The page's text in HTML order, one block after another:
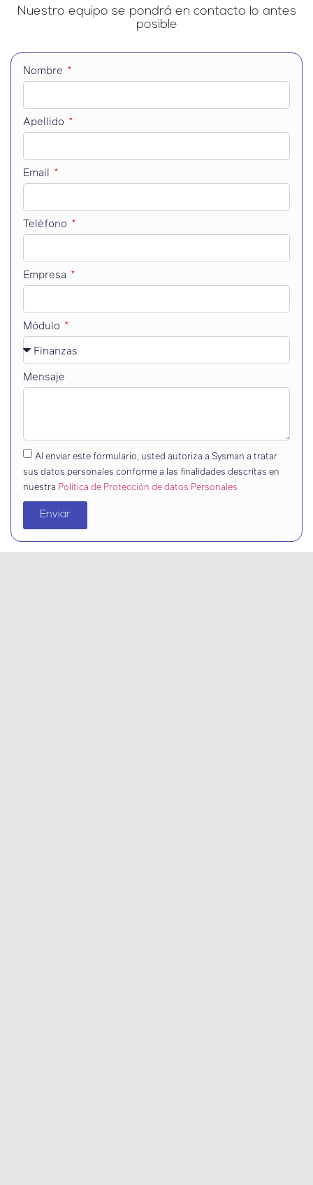
Nuestro equipo se pondrá en contacto lo antes
posible
Nombre
Apellido
Email
Teléfono
Empresa
Módulo
Mensaje
Al enviar este formulario, usted autoriza a Sysman a tratar
sus datos personales conforme a las finalidades descritas en
nuestra Política de Protección de datos Personales
Enviar